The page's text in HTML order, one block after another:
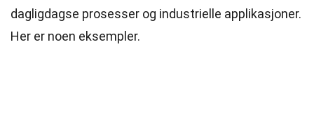
dagligdagse prosesser og industrielle applikasjoner.
Her er noen eksempler.